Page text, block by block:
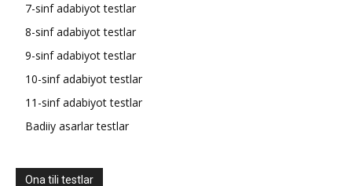
7-sinf adabiyot testlar
8-sinf adabiyot testlar
9-sinf adabiyot testlar
10-sinf adabiyot testlar
11-sinf adabiyot testlar
Badiiy asarlar testlar
Ona tili testlar